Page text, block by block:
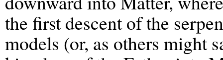
the first descent of the
models (or, as others might